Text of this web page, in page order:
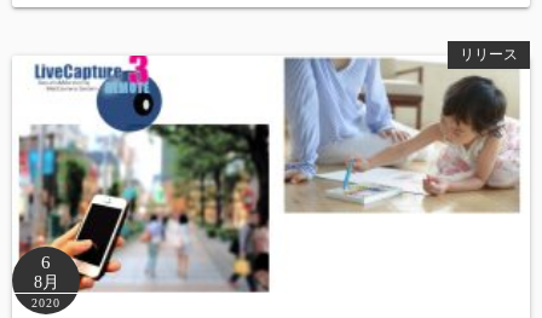
リリース
6
8月
2020